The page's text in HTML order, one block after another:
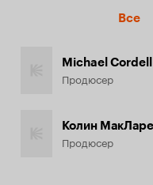
Все
Michael Cordell
Продюсер
Колин
Продюсер